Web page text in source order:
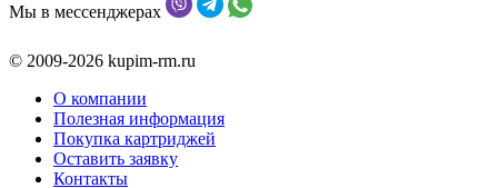
Мы в мессенджерах
© 2009-2026 kupim-rm.ru
О компании
Полезная информация
Покупка картриджей
Оставить заявку
Контакты